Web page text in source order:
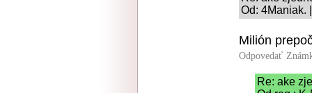
Od: 4Maniak.
Milión
Odpovedať
Re: ake